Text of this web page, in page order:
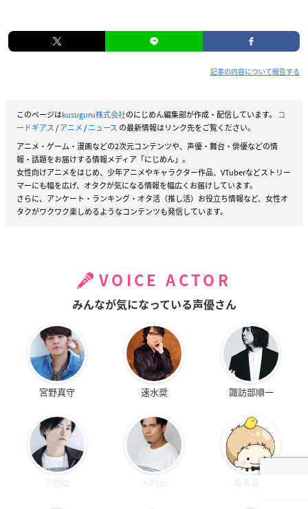
記事の内容について報告する
このページはkusuguru株式会社のにじめん編集部が作成・配信しています。 コ
ードギアス/アニメ/ニュース の最新情報はリンク先をご覧ください。
アニメ・ゲーム・漫画などの2次元コンテンツや、声優・舞台・俳優などの情
報・話題をお届けする情報メディア「にじめん」。
女性向けアニメをはじめ、少年アニメやキャラクター作品、VTuberなどストリー
マーにも幅を広げ、オタクが気になる情報を幅広くお届けしています。
さらに、アンケート・ランキング・オタ活（推し活）お役立ち情報など、女性オ
タクがワクワク楽しめるようなコンテンツも発信しています。
VOICE ACTOR
みんなが気になっている声優さん
宮野真守 速水奨 諏訪部順一